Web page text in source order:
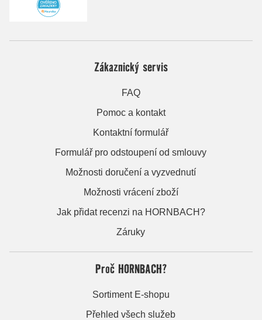
Zákaznický servis
FAQ
Pomoc a kontakt
Kontaktní formulář
Formulář pro odstoupení od smlouvy
Možnosti doručení a vyzvednutí
Možnosti vrácení zboží
Jak přidat recenzi na HORNBACH?
Záruky
Proč HORNBACH?
Sortiment E-shopu
Přehled všech služeb